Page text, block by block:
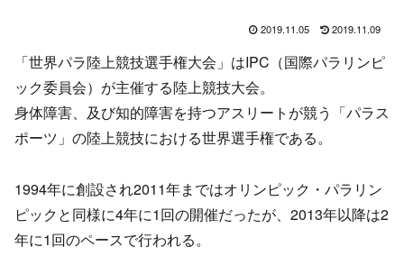
2019.11.05 2019.11.09
「世界パラ陸上競技選手権大会」はIPC（国際パラリンピ
ック委員会）が主催する陸上競技大会。
身体障害、及び知的障害を持つアスリートが競う「パラス
ポーツ」の陸上競技における世界選手権である。
1994年に創設され2011年まではオリンピック・パラリン
ピックと同様に4年に1回の開催だったが、2013年以降は2
年に1回のペースで行われる。